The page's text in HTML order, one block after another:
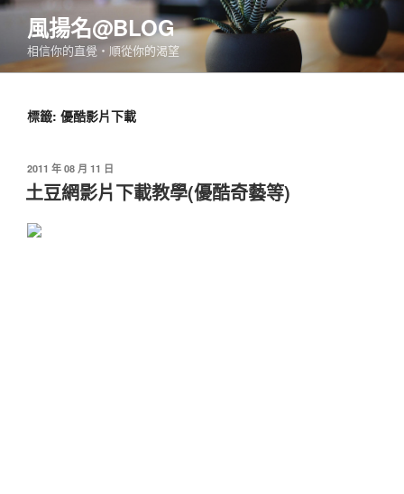
跳
要
風揚名@BLOG
相信你的直覺‧順從你的渴望
標籤: 優酷影片下載
發
佈
於
2011 年 08 月 11 日
土豆網影片下載教學(優酷奇藝等)